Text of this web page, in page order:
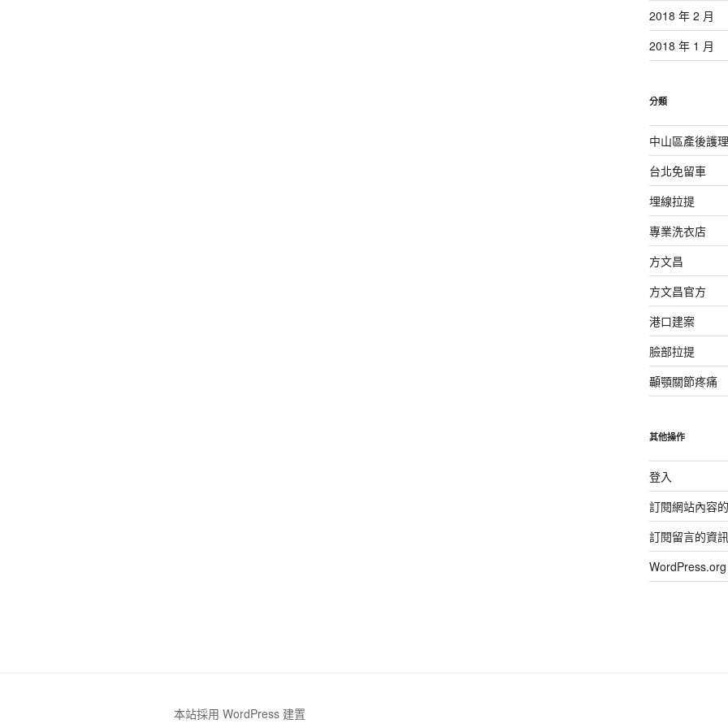
2018 年 2 月
2018 年 1 月
分類
中山區產後護
台北免留車
埋線拉提
專業洗衣店
方文昌
方文昌官方
港口建案
臉部拉提
顳顎關節疼痛
其他操作
登入
訂閱網站內容
訂閱留言的資
本站採用 WordPress 建置